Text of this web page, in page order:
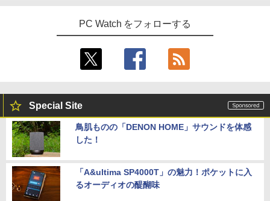
PC Watch をフォローする
Special Site
鳥肌ものの「DENON HOME」サウンドを体感
した！
「A&ultima SP4000T」の魅力！ポケットに入
るオーディオの醍醐味